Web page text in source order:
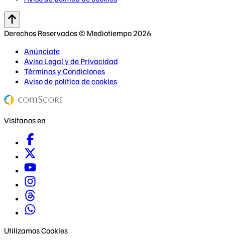
Derechos Reservados © Mediotiempo 2026
Anúnciate
Aviso Legal y de Privacidad
Términos y Condiciones
Aviso de política de cookies
Visítanos en
Utilizamos Cookies